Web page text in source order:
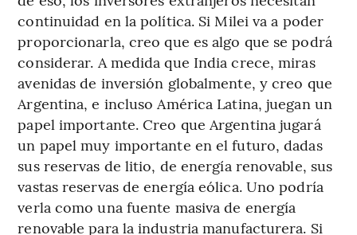
continuidad en la política. Si Milei va a poder
proporcionarla, creo que es algo que se podrá
considerar. A medida que India crece, miras
avenidas de inversión globalmente, y creo que
Argentina, e incluso América Latina, juegan un
papel importante. Creo que Argentina jugará
un papel muy importante en el futuro, dadas
sus reservas de litio, de energía renovable, sus
vastas reservas de energía eólica. Uno podría
verla como una fuente masiva de energía
renovable para la industria manufacturera. Si